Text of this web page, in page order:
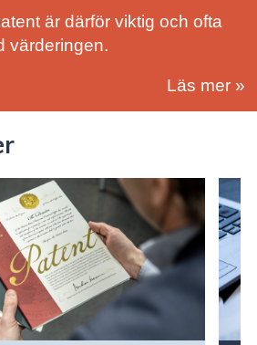
är därför viktig och ofta
värderingen.
Läs mer »